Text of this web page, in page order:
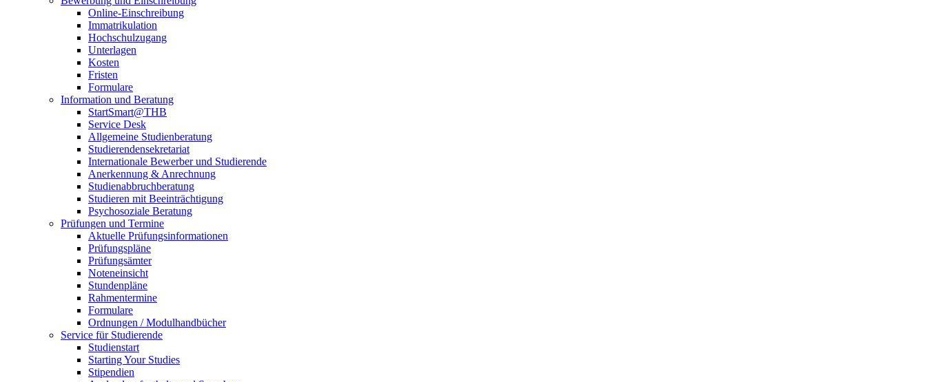
Online-Einschreibung
Immatrikulation
Hochschulzugang
Unterlagen
Kosten
Fristen
Formulare
Information und Beratung
StartSmart@THB
Service Desk
Allgemeine Studienberatung
Studierendensekretariat
Internationale Bewerber und Studierende
Anerkennung & Anrechnung
Studienabbruchberatung
Studieren mit Beeinträchtigung
Psychosoziale Beratung
Prüfungen und Termine
Aktuelle Prüfungsinformationen
Prüfungspläne
Prüfungsämter
Noteneinsicht
Stundenpläne
Rahmentermine
Formulare
Ordnungen / Modulhandbücher
Service für Studierende
Studienstart
Starting Your Studies
Stipendien